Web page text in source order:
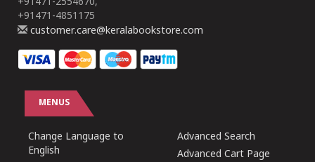
+91471-2554670,
+91471-4851175
customer.care@keralabookstore.com
MENUS
Change Language to
English
Advanced Search
Advanced Cart Page